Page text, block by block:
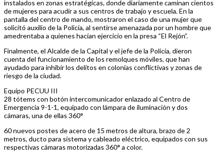
instalados en zonas estratégicas, donde diariamente caminan cientos
de mujeres para acudir a sus centros de trabajo y escuela. En la
pantalla del centro de mando, mostraron el caso de una mujer que
solicitó auxilio de la Policía, al sentirse amenazada por un hombre que
amedrentaba a quienes hacían ejercicio en la presa “El Rejón”.
Finalmente, el Alcalde de la Capital y el jefe de la Policía, dieron
cuenta del funcionamiento de los remolques móviles, que han
ayudado para inhibir los delitos en colonias conflictivas y zonas de
riesgo de la ciudad.
Equipo PECUU III
28 tótems con botón intercomunicador enlazado al Centro de
Emergencia 9-1-1, equipado con lámpara de iluminación y dos
cámaras, una de ellas 360°
60 nuevos postes de acero de 15 metros de altura, brazo de 2
metros, ducto para sistema y cableado eléctrico, equipados con sus
respectivas cámaras motorizadas 360° a color.